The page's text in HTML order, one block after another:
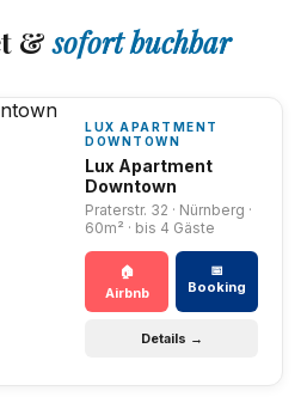
&sofort buchbar
LUX APARTMENT
DOWNTOWN
Lux Apartment
Downtown
Praterstr. 32 · Nürnberg ·
60m² · bis 4 Gäste
🏠
Airbnb
📅
Booking
Details →